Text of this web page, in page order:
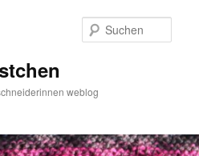
weblog